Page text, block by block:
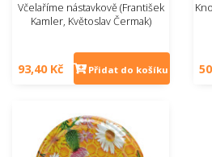
Včelaříme nástavkově (František
Kamler, Květoslav Čermak)
93,40 Kč Přidat do košíku